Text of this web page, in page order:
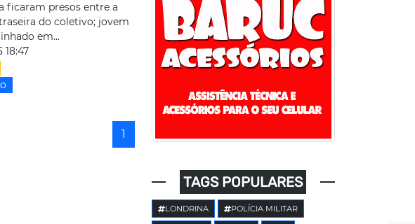
ficaram presos entre a
do coletivo; jovem
em...
18:47
1
TAGS POPULARES
LONDRINA POLÍCIA MILITAR